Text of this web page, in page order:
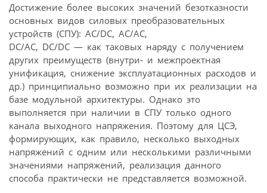
Достижение более высоких значений безотказности
основных видов силовых преобразовательных
устройств (СПУ): AC/DC, AC/AC,
DC/AC, DC/DC — как таковых наряду с получением
других преимуществ (внутри- и межпроектная
унификация, снижение эксплуатационных расходов и
др.) принципиально возможно при их реализации на
базе модульной архитектуры. Однако это
выполняется при наличии в СПУ только одного
канала выходного напряжения. Поэтому для ЦСЭ,
формирующих, как правило, несколько выходных
напряжений с одним или несколькими различными
значениями напряжений, реализация данного
способа практически не представляется возможной.